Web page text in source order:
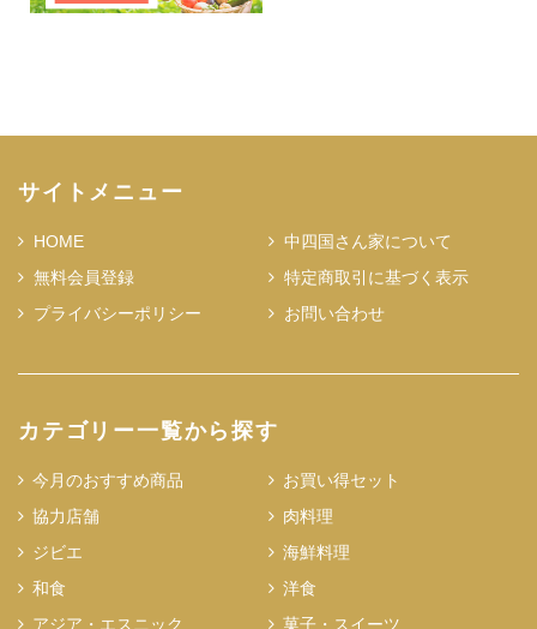
サイトメニュー
HOME
中四国さん家について
無料会員登録
特定商取引に基づく表示
プライバシーポリシー
お問い合わせ
カテゴリー一覧から探す
今月のおすすめ商品
お買い得セット
協力店舗
肉料理
ジビエ
海鮮料理
和食
洋食
アジア・エスニック
菓子・スイーツ